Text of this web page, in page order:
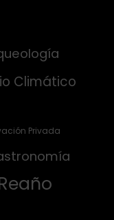
Climático
Privada